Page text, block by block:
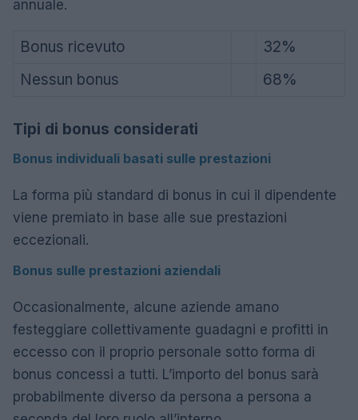
annuale.
Bonus ricevuto
32%
Nessun bonus
68%
Tipi di bonus considerati
Bonus individuali basati sulle prestazioni
La forma più standard di bonus in cui il dipendente
viene premiato in base alle sue prestazioni
eccezionali.
Bonus sulle prestazioni aziendali
Occasionalmente, alcune aziende amano
festeggiare collettivamente guadagni e profitti in
eccesso con il proprio personale sotto forma di
bonus concessi a tutti. L’importo del bonus sarà
probabilmente diverso da persona a persona a